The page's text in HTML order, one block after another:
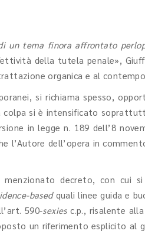
un tema finora affrontato
della tutela penale»,
organica e al
si richiama spesso,
colpa si è intensificato
in legge n. 189 dell’8
l’Autore dell’opera in
decreto, con cui
basedquali linee guida e
590-sexiesc.p., risalente
un riferimento esplicito